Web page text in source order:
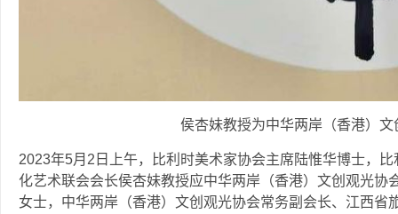
侯杏妹教授为中华两岸（香港）
2023年5月2日上午，比利时美术家协会主席陆惟华博士，
化艺术联会会长侯杏妹教授应中华两岸（香港）文创观光协
女士，中华两岸（香港）文创观光协会常务副会长、江西省